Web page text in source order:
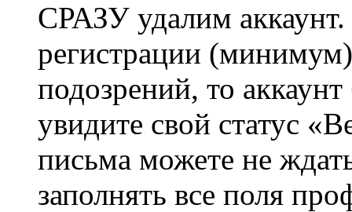
СРАЗУ удалим
регистрации
подозрений, то
увидите свой статус
письма можете не
заполнять все поля